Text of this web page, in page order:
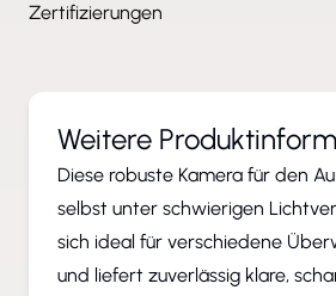
Zertifizierungen
Weitere
Diese robuste Kamera für den
selbst unter schwierigen
sich ideal für verschiedene
und liefert zuverlässig klare,